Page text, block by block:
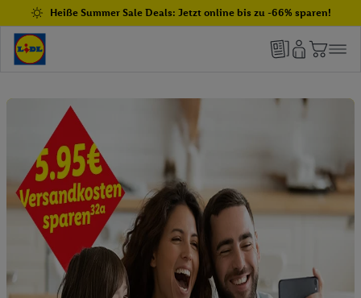
Heiße Summer Sale Deals: Jetzt online bis zu -66% sparen!